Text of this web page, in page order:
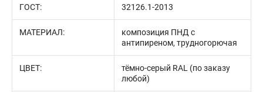
ГОСТ: 32126.1-2013
МАТЕРИАЛ:
композиция ПНД с
антипиреном, трудногорючая
ЦВЕТ:
тёмно-серый RAL (по заказу
любой)